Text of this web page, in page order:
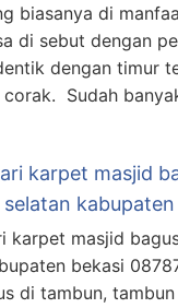
biasanya di
di sebut dengan
dengan timur
Sudah
karpet masjid
kabupaten
karpet masjid
bekasi
di tambun,